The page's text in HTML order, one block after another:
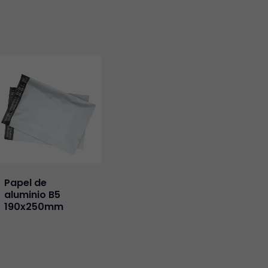
Papel de
aluminio B5
190x250mm